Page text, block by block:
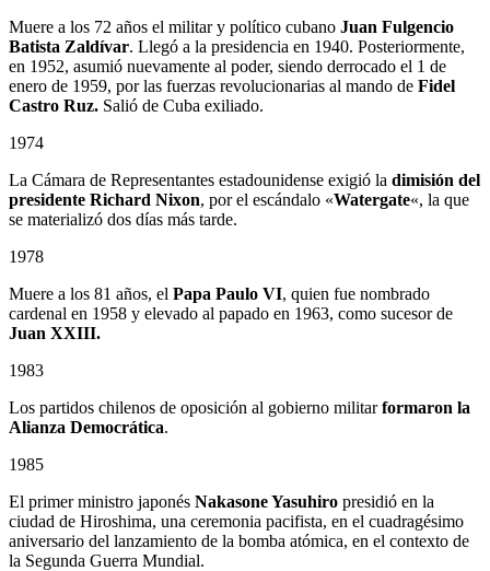
Muere a los 72 años el militar y político cubano Juan Fulgencio
Batista Zaldívar. Llegó a la presidencia en 1940. Posteriormente,
en 1952, asumió nuevamente al poder, siendo derrocado el 1 de
enero de 1959, por las fuerzas revolucionarias al mando de Fidel
Castro Ruz. Salió de Cuba exiliado.
1974
La Cámara de Representantes estadounidense exigió la dimisión del
presidente Richard Nixon, por el escándalo «Watergate«, la que
se materializó dos días más tarde.
1978
Muere a los 81 años, el Papa Paulo VI, quien fue nombrado
cardenal en 1958 y elevado al papado en 1963, como sucesor de
Juan XXIII.
1983
Los partidos chilenos de oposición al gobierno militarformaron la
Alianza Democrática.
1985
El primer ministro japonés Nakasone Yasuhiro presidió en la
ciudad de Hiroshima, una ceremonia pacifista, en el cuadragésimo
aniversario del lanzamiento de la bomba atómica, en el contexto de
la Segunda Guerra Mundial.